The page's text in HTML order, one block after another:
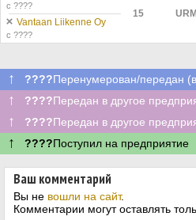
с ????
15
Vantaan Liikenne Oy
с ????
↑ ????Перенумерован/передан
↑ ????Передан в другое
↑ ????Передан в другое
↑ ????Поступил на предприятие
Ваш комментарий
Вы не вошли на сайт.
Комментарии могут оставлять